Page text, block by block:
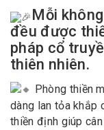
Mỗi
đều được
pháp cổ
thiên nhiên.
Phòng thiền
dàng lan tỏa khắp
thiền định giúp